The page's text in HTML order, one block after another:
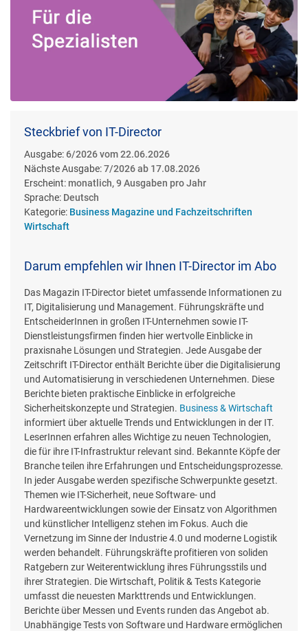
Steckbrief von IT-Director
Ausgabe:6/2026 vom 22.06.2026
Nächste Ausgabe:7/2026 ab 17.08.2026
Erscheint: monatlich, 9 Ausgaben pro Jahr
Sprache: Deutsch
Kategorie: Business Magazine und Fachzeitschriften
Wirtschaft
Darum empfehlen wir Ihnen IT-Director im Abo
Das Magazin IT-Director bietet umfassende Informationen zu
IT, Digitalisierung und Management. Führungskräfte und
EntscheiderInnen in großen IT-Unternehmen sowie IT-
Dienstleistungsfirmen finden hier wertvolle Einblicke in
praxisnahe Lösungen und Strategien. Jede Ausgabe der
Zeitschrift IT-Director enthält Berichte über die Digitalisierung
und Automatisierung in verschiedenen Unternehmen. Diese
Berichte bieten praktische Einblicke in erfolgreiche
Sicherheitskonzepte und Strategien. Business & Wirtschaft
informiert über aktuelle Trends und Entwicklungen in der IT.
LeserInnen erfahren alles Wichtige zu neuen Technologien,
die für ihre IT-Infrastruktur relevant sind. Bekannte Köpfe der
Branche teilen ihre Erfahrungen und Entscheidungsprozesse.
In jeder Ausgabe werden spezifische Schwerpunkte gesetzt.
Themen wie IT-Sicherheit, neue Software- und
Hardwareentwicklungen sowie der Einsatz von Algorithmen
und künstlicher Intelligenz stehen im Fokus. Auch die
Vernetzung im Sinne der Industrie 4.0 und moderne Logistik
werden behandelt. Führungskräfte profitieren von soliden
Ratgebern zur Weiterentwicklung ihres Führungsstils und
ihrer Strategien. Die Wirtschaft, Politik & Tests Kategorie
umfasst die neuesten Markttrends und Entwicklungen.
Berichte über Messen und Events runden das Angebot ab.
Unabhängige Tests von Software und Hardware ermöglichen